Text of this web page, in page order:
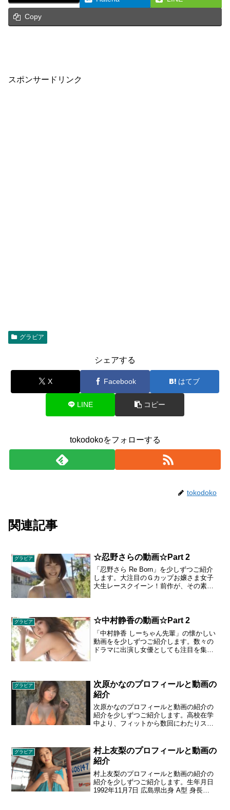
Copy
スポンサードリンク
グラビア
シェアする
X Facebook はてブ
LINE コピー
tokodokoをフォローする
tokodoko
関連記事
グラビア ☆忍野さらの動画☆Part 2
「忍野さら Re Born」を少しずつご紹介
します。大注目のＧカップお嬢さま女子
大生レースクイーン！前作が、その素材
姿など、ため息のでるような素晴らしい
映像のオンパレードです。１９９５年６
月３日生まれ／Ｔ１６４、Ｂ９１・Ｗ５
７・Ｈ８１／東京都出身
グラビア ☆中村静香の動画☆Part 2
「中村静香 しーちゃん先輩」の懐かしい
動画をを少しずつご紹介します。数々の
ドラマに出演し女優としても注目を集め
など、どこをとっても一級品！磨きぬか
れた“しーちゃん”が先輩ＯＬになってあな
たを指導＆魅了しちゃいます。
グラビア
次原かなのプロフィールと動画の
紹介
次原かなのプロフィールと動画の紹介の
紹介を少しずつご紹介します。高校在学
中より、フィットから数回にわたりスカ
決戦大会』でグラビアデビュー。趣味は
ショッピング、ゲーム、漫画、半身浴。
1984年8月25日生まれ 東京都出身 O型 身
長 158cm スリーサイズ 87 - 60 - 88 cm
Gカップ
グラビア
村上友梨のプロフィールと動画の
紹介
村上友梨のプロフィールと動画の紹介の
紹介を少しずつご紹介します。生年月日
1992年11月7日 広島県出身 A型 身長